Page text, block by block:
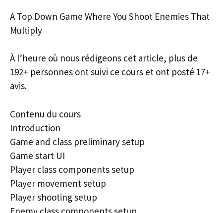
A Top Down Game Where You Shoot Enemies That
Multiply
À l’heure où nous rédigeons cet article, plus de
192+ personnes ont suivi ce cours et ont posté 17+
avis.
Contenu du cours
Introduction
Game and class preliminary setup
Game start UI
Player class components setup
Player movement setup
Player shooting setup